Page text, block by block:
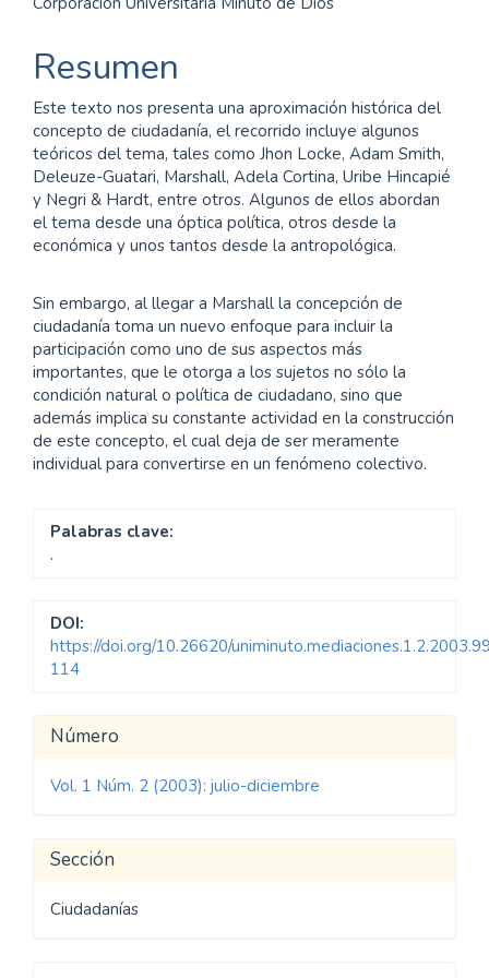
principal
del
artículo
Resumen
Este texto nos presenta una aproximación histórica del
concepto de ciudadanía, el recorrido incluye algunos
teóricos del tema, tales como Jhon Locke, Adam Smith,
Deleuze-Guatari, Marshall, Adela Cortina, Uribe Hincapié
y Negri & Hardt, entre otros. Algunos de ellos abordan
el tema desde una óptica política, otros desde la
económica y unos tantos desde la antropológica.
Sin embargo, al llegar a Marshall la concepción de
ciudadanía toma un nuevo enfoque para incluir la
participación como uno de sus aspectos más
importantes, que le otorga a los sujetos no sólo la
condición natural o política de ciudadano, sino que
además implica su constante actividad en la construcción
de este concepto, el cual deja de ser meramente
individual para convertirse en un fenómeno colectivo.
Palabras clave:
.
DOI:
https://doi.org/10.26620/
114
Detalles
del
Número
Vol. 1 Núm. 2 (2003): julio-diciembre
Sección
Ciudadanías